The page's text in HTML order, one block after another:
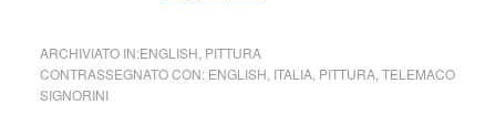
ARCHIVIATO IN:ENGLISH PITTURA
CONTRASSEGNATO CON: ENGLISH ITALIA, PITTURA, TELEMACO
SIGNORINI